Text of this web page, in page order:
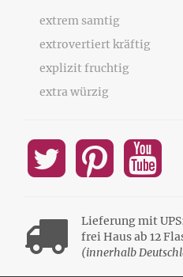
extrem samtig
extrovertiert kräftig
explizit fruchtig
extra würzig
Lieferung mit
frei Haus ab 12
(innerhalb